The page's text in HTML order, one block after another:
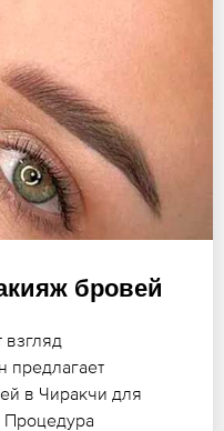
бровей
предлагает
в Чиракчи для
Процедура